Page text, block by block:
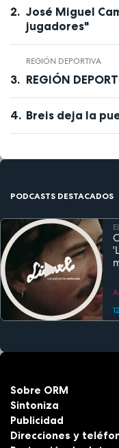
José Miguel
jugadores"
REGIÓN DEPORTIVA
REGIÓN
Breis deja la
PODCASTS DESTACADOS
Sobre ORM
Sintoniza
Publicidad
Direcciones y